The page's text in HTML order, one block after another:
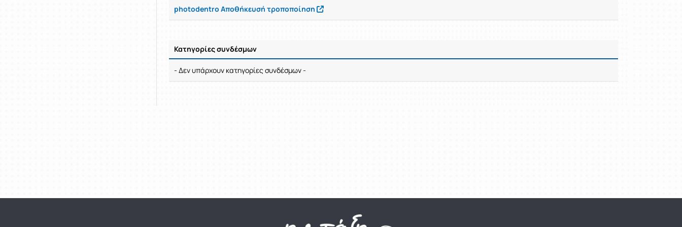
photodentro Αποθήκευσή τροποποίηση
Κατηγορίες συνδέσμων
Ρυθμίσεις επιλογής / Αποτελέσματα
- Δεν υπάρχουν κατηγορίες συνδέσμων -